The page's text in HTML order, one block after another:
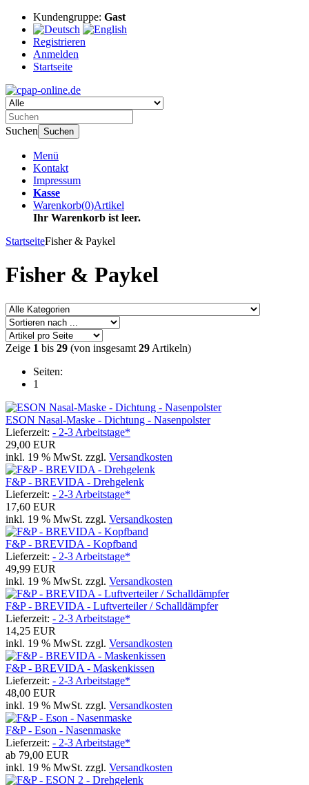
Kundengruppe: Gast
Registrieren
Anmelden
Startseite
Suchen Suchen
Menü
Kontakt
Impressum
Kasse
Warenkorb(0)Artikel
Ihr Warenkorb ist leer.
StartseiteFisher & Paykel
Fisher & Paykel
Zeige 1 bis 29 (von insgesamt 29 Artikeln)
Seiten:
1
ESON Nasal-Maske - Dichtung - Nasenpolster
Lieferzeit: - 2-3 Arbeitstage*
29,00 EUR
inkl. 19 % MwSt. zzgl. Versandkosten
F&P - BREVIDA - Drehgelenk
Lieferzeit: - 2-3 Arbeitstage*
17,60 EUR
inkl. 19 % MwSt. zzgl. Versandkosten
F&P - BREVIDA - Kopfband
Lieferzeit: - 2-3 Arbeitstage*
49,99 EUR
inkl. 19 % MwSt. zzgl. Versandkosten
F&P - BREVIDA - Luftverteiler / Schalldämpfer
Lieferzeit: - 2-3 Arbeitstage*
14,25 EUR
inkl. 19 % MwSt. zzgl. Versandkosten
F&P - BREVIDA - Maskenkissen
Lieferzeit: - 2-3 Arbeitstage*
48,00 EUR
inkl. 19 % MwSt. zzgl. Versandkosten
F&P - Eson - Nasenmaske
Lieferzeit: - 2-3 Arbeitstage*
ab 79,00 EUR
inkl. 19 % MwSt. zzgl. Versandkosten